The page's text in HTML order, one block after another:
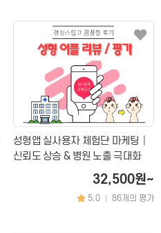
성형앱 실사용자 체험단 마케팅│
신뢰도 상승 & 병원 노출 극대화
32,500원~
5.0 86개의 평가